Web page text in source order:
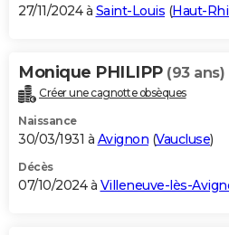
27/11/2024 à Saint-Louis (Haut-
Monique PHILIPP (93 ans)
Créer une cagnotte obsèques
Naissance
30/03/1931 à Avignon (Vaucluse)
Décès
07/10/2024 à Villeneuve-lès-